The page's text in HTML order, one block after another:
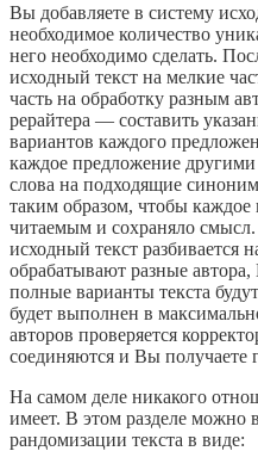
Вы добавляете в систему
необходимое количество
него необходимо сделать.
исходный текст на мелкие
часть на обработку разным
рерайтера — составить
вариантов каждого
каждое предложение
слова на подходящие
таким образом, чтобы каждое
читаемым и сохраняло
исходный текст разбивается
обрабатывают разные
полные варианты текста
будет выполнен в
авторов проверяется
соединяются и Вы получаете
На самом деле никакого
имеет. В этом разделе можно
рандомизации текста в виде: